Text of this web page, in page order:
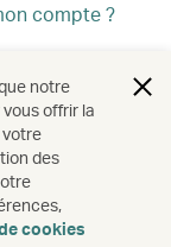
compte ?
faire ?
lors de
notre
offrir la
votre
des
cookies